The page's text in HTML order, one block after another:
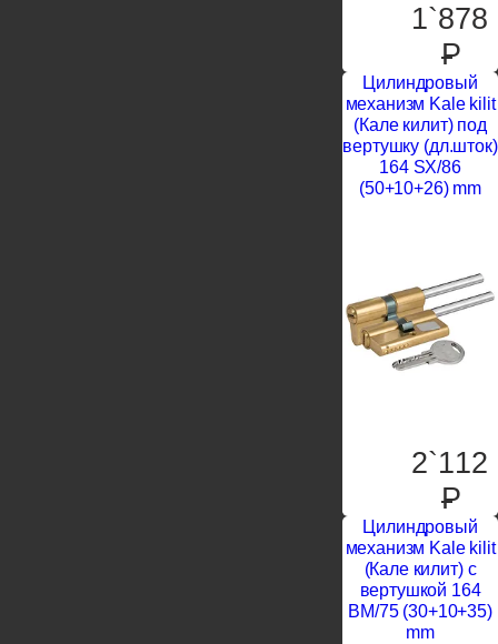
1`878
P
Цилиндровый
механизм Kale kilit
(Кале килит) под
вертушку (дл.шток)
164 SX/86
(50+10+26) mm
2`112
P
Цилиндровый
механизм Kale kilit
(Кале килит) с
вертушкой 164
BM/75 (30+10+35)
mm